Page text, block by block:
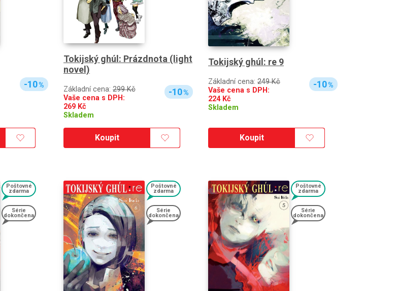
-10%
Tokijský ghúl: Prázdnota (light
novel)
Základní cena: 299 Kč
Vaše cena s DPH:
269 Kč
Skladem
-10%
Koupit
Tokijský ghúl: re 9
Základní cena: 249 Kč
Vaše cena s DPH:
224Kč
Skladem
-10%
Koupit
Poštovné
zdarma
Série
dokončena
Poštovné
zdarma
Série
dokončena
Poštovné
zdarma
Série
dokončena